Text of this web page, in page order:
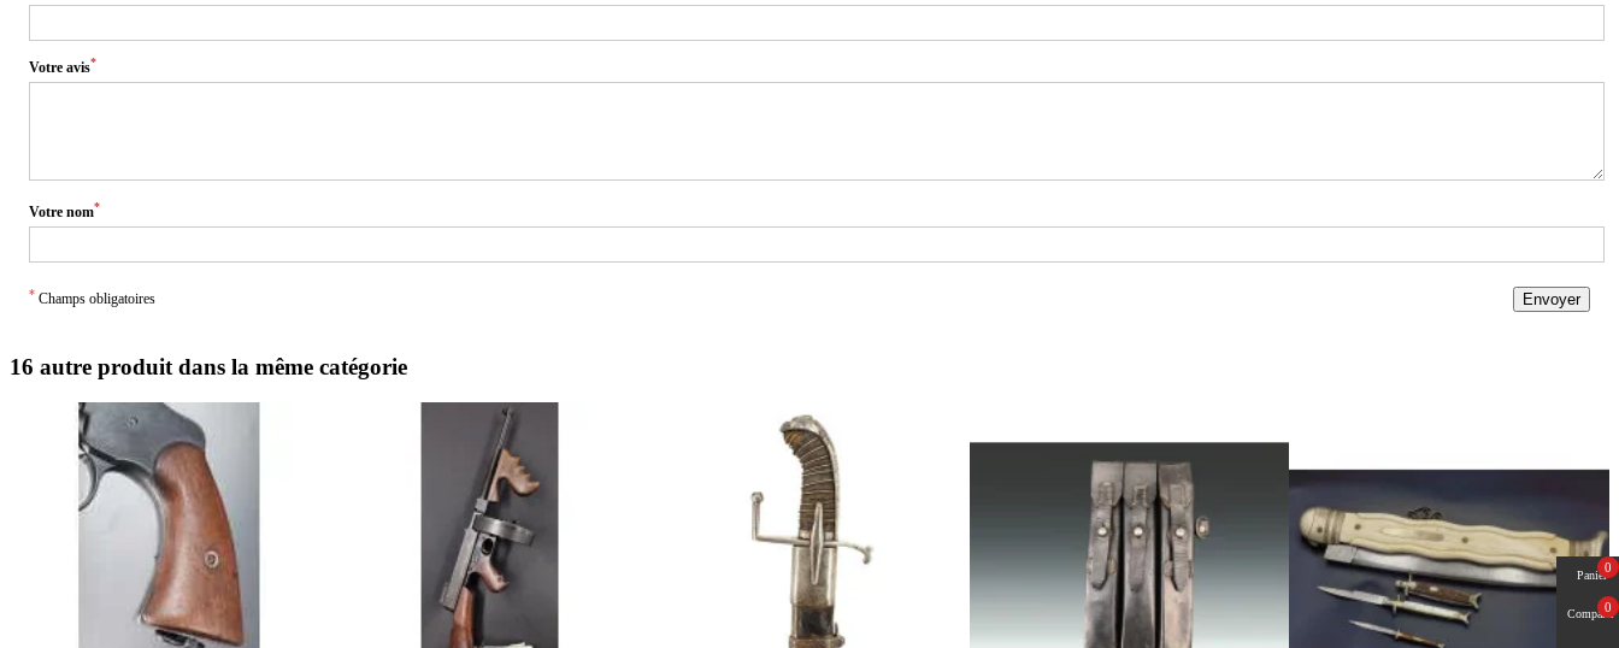
Votre avis*
Votre nom*
* Champs obligatoires Envoyer
16 autre produit dans la même catégorie
Panier
0
Comparer
0